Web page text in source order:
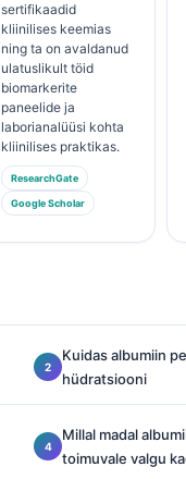
sertifikaadid
kliinilises keemias
ning ta on avaldanud
ulatuslikult töid
biomarkerite
paneelide ja
laborianalüüsi kohta
kliinilises praktikas.
ResearchGate
Google Scholar
Kuidas albumiin
hüdratsiooni
Millal madal
toimuvale valgu